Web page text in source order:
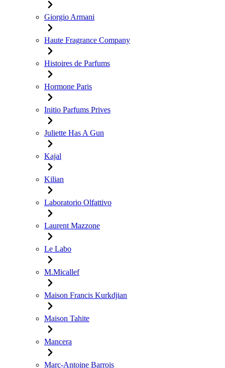
Giorgio Armani
Haute Fragrance Company
Histoires de Parfums
Hormone Paris
Initio Parfums Prives
Juliette Has A Gun
Kajal
Kilian
Laboratorio Olfattivo
Laurent Mazzone
Le Labo
M.Micallef
Maison Francis Kurkdjian
Maison Tahite
Mancera
Marc-Antoine Barrois